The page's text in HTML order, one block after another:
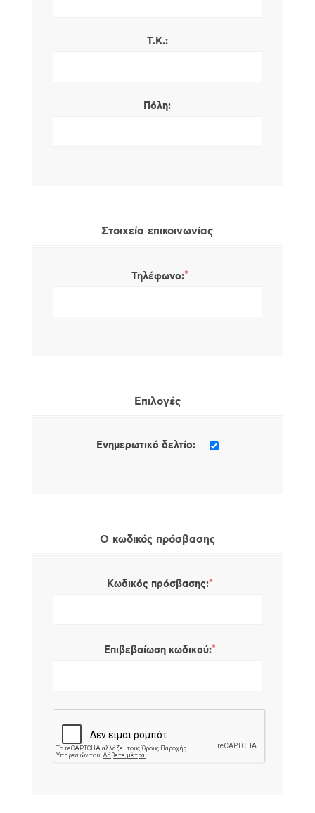
Τ.Κ.:
Πόλη:
Στοιχεία επικοινωνίας
Τηλέφωνο:*
Επιλογές
Ενημερωτικό δελτίο:
Ο κωδικός πρόσβασης
Κωδικός πρόσβασης:*
Επιβεβαίωση κωδικού:*